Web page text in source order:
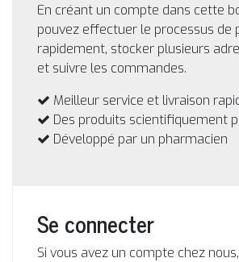
En créant un compte dans cette
pouvez effectuer le processus de
rapidement, stocker plusieurs
et suivre les commandes.
Meilleur service et livraison
Des produits scientifiquement
Développé par un pharmacien
Se connecter
Si vous avez un compte chez